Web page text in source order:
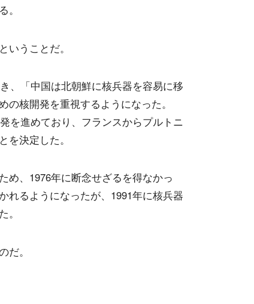
。
うことだ。
、「中国は北朝鮮に核兵器を容易に移
核開発を重視するようになった。
を進めており、フランスからプルトニ
を決定した。
め、1976年に断念せざるを得なかっ
れるようになったが、1991年に核兵器
。
。